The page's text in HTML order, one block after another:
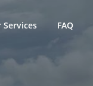
Services FAQ